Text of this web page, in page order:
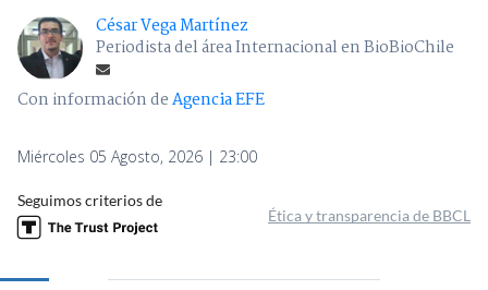
César Vega Martínez
Periodista del área Internacional en BioBioChile
Con información deAgencia EFE
Miércoles 05 Agosto, 2026 | 23:00
Seguimos criterios de
Ética y transparencia de BBCL